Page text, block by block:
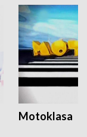
Motoklasa